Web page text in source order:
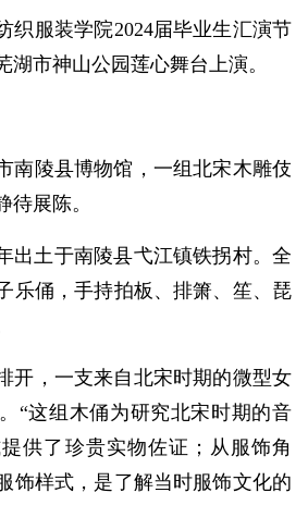
织服装学院2024届毕业生汇演节
湖市神山公园莲心舞台上演。
南陵县博物馆，一组北宋木雕伎
待展陈。
出土于南陵县弋江镇铁拐村。全
乐俑，手持拍板、排箫、笙、琵
开，一支来自北宋时期的微型女
“这组木俑为研究北宋时期的音
供了珍贵实物佐证；从服饰角
饰样式，是了解当时服饰文化的